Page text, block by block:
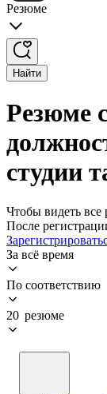
Резюме
Найти
Резюме
студии
Чтобы видеть все
После
За всё время
По соответствию
20 резюме